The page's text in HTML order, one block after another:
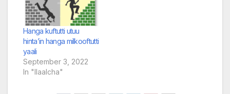
Hanga kuftutti utuu
hinta’in hanga milkooftutti
yaali
September 3, 2022
In "Ilaalcha"